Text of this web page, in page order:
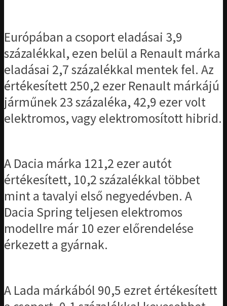
Európában a csoport eladásai 3,9
százalékkal, ezen belül a Renault márka
eladásai 2,7 százalékkal mentek fel. Az
értékesített 250,2 ezer Renault márkájú
járműnek 23 százaléka, 42,9 ezer volt
elektromos, vagy elektromosított hibrid.
A Dacia márka 121,2 ezer autót
értékesített, 10,2 százalékkal többet
mint a tavalyi első negyedévben. A
Dacia Spring teljesen elektromos
modellre már 10 ezer előrendelése
érkezett a gyárnak.
A Lada márkából 90,5 ezret értékesített